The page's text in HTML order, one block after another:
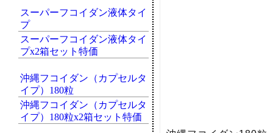
スーパーフコイダン液体タイ
プ
スーパーフコイダン液体タイ
プx2箱セット特価
沖縄フコイダン（カプセルタ
イプ）180粒
沖縄フコイダン（カプセルタ
イプ）180粒x2箱セット特価